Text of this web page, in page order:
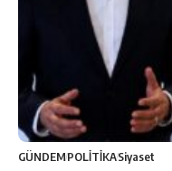
GÜNDEMPOLİTİKASiyaset